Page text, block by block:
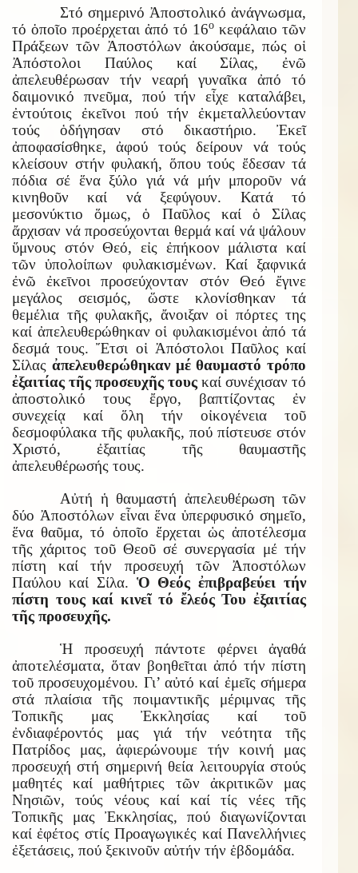
Στό σημερινό Ἀποστολικό ἀνάγνωσμα,
τό ὁποῖο προέρχεται ἀπό τό 16ο κεφάλαιο τῶν
Πράξεων τῶν Ἀποστόλων ἀκούσαμε, πώς οἱ
Ἀπόστολοι Παύλος καί Σίλας, ἐνῶ
ἀπελευθέρωσαν τήν νεαρή γυναῖκα ἀπό τό
δαιμονικό πνεῦμα, πού τήν εἶχε καταλάβει,
ἐντούτοις ἐκεῖνοι πού τήν ἐκμεταλλεύονταν
τούς ὁδήγησαν στό δικαστήριο. Ἐκεῖ
ἀποφασίσθηκε, ἀφού τούς δείρουν νά τούς
κλείσουν στήν φυλακή, ὅπου τούς ἔδεσαν τά
πόδια σέ ἕνα ξύλο γιά νά μήν μποροῦν νά
κινηθοῦν καί νά ξεφύγουν. Κατά τό
μεσονύκτιο ὅμως, ὁ Παῦλος καί ὁ Σίλας
ἄρχισαν νά προσεύχονται θερμά καί νά ψάλουν
ὕμνους στόν Θεό, εἰς ἐπήκοον μάλιστα καί
τῶν ὑπολοίπων φυλακισμένων. Καί ξαφνικά
ἐνῶ ἐκεῑνοι προσεύχονταν στόν Θεό ἔγινε
μεγάλος σεισμός, ὥστε κλονίσθηκαν τά
θεμέλια τῆς φυλακῆς, ἄνοιξαν οἱ πόρτες της
καί ἀπελευθερώθηκαν οἱ φυλακισμένοι ἀπό τά
δεσμά τους. Ἔτσι οἱ Ἀπόστολοι Παῦλος καί
Σίλας ἀπελευθερώθηκαν μέ θαυμαστό τρόπο
ἐξαιτίας τῆς προσευχῆς τους καί συνέχισαν τό
ἀποστολικό τους ἔργο, βαπτίζοντας ἐν
συνεχείᾳ καί ὅλη τήν οἰκογένεια τοῦ
δεσμοφύλακα τῆς φυλακῆς, πού πίστευσε στόν
Χριστό, ἐξαιτίας τῆς θαυμαστῆς
ἀπελευθέρωσής τους.
Αὐτή ἡ θαυμαστή ἀπελευθέρωση τῶν
δύο Ἀποστόλων εἶναι ἕνα ὑπερφυσικό σημεῖο,
ἕνα θαῦμα, τό ὁποῖο ἔρχεται ὡς ἀποτέλεσμα
τῆς χάριτος τοῦ Θεοῦ σέ συνεργασία μέ τήν
πίστη καί τήν προσευχή τῶν Ἀποστόλων
Παύλου καί Σίλα. Ὁ Θεός ἐπιβραβεύει τήν
πίστη τους καί κινεῖ τό ἔλεός Του ἐξαιτίας
τῆς προσευχῆς.
Ἡ προσευχή πάντοτε φέρνει ἀγαθά
ἀποτελέσματα, ὅταν βοηθεῖται ἀπό τήν πίστη
τοῦ προσευχομένου. Γι’ αὐτό καί ἐμεῖς σήμερα
στά πλαίσια τῆς ποιμαντικῆς μέριμνας τῆς
Τοπικῆς μας Ἐκκλησίας καί τοῦ
ἐνδιαφέροντός μας γιά τήν νεότητα τῆς
Πατρίδος μας, ἀφιερώνουμε τήν κοινή μας
προσευχή στή σημερινή θεία λειτουργία στούς
μαθητές καί μαθήτριες τῶν ἀκριτικῶν μας
Νησιῶν, τούς νέους καί καί τίς νέες τῆς
Τοπικῆς μας Ἐκκλησίας, πού διαγωνίζονται
καί ἐφέτος στίς Προαγωγικές καί Πανελλήνιες
ἐξετάσεις, πού ξεκινοῦν αὐτήν τήν ἑβδομάδα.